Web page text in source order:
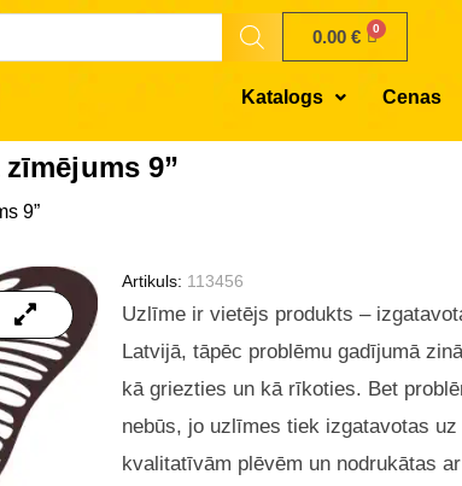
0.00€
Katalogs Cenas
9”
9”
Artikuls: 113456
Uzlīme ir vietējs produkts –
Latvijā, tāpēc problēmu gadījumā
kā griezties un kā rīkoties. Bet
nebūs, jo uzlīmes tiek izgatavotas uz
kvalitatīvām plēvēm un nodrukātas ar